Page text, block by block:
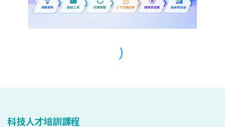
科技人才培訓課程